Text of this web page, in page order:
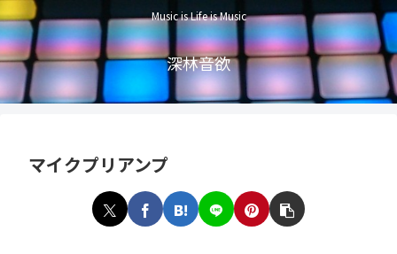
Music is Life is Music
深林音欲
マイクプリアンプ